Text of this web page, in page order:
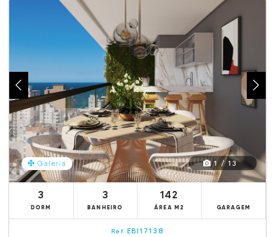
Galeria 1 / 13
3
DORM
3
BANHEIRO
142
ÁREA M2 GARAGEM
Ref. EBI17138